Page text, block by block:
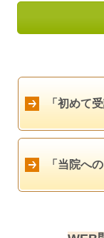
「初めて
「当院へ